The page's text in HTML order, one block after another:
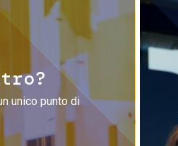
unico punto di